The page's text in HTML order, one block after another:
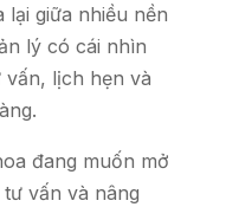
lại giữa nhiều nền
lý có cái nhìn
lịch hẹn và
đang muốn mở
vấn và nâng